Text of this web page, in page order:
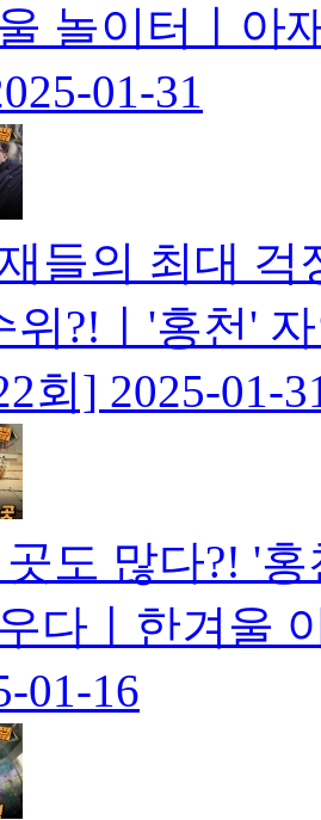
놀이터ㅣ아
01-31
들의 최대
위?!ㅣ'홍천'
회] 2025-01-
도 많다?! '
다ㅣ한겨울
01-16